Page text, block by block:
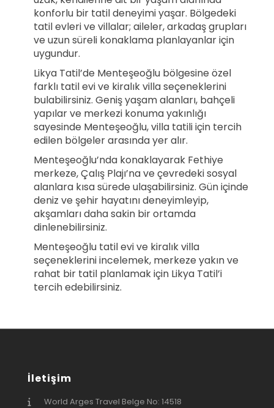
konforlu bir tatil deneyimi yaşar. Bölgedeki
tatil evleri ve villalar; aileler, arkadaş grupları
ve uzun süreli konaklama planlayanlar için
uygundur.
Likya Tatil’de Menteşeoğlu bölgesine özel
farklı tatil evi ve kiralık villa seçeneklerini
bulabilirsiniz. Geniş yaşam alanları, bahçeli
yapılar ve merkezi konuma yakınlığı
sayesinde Menteşeoğlu, villa tatili için tercih
edilen bölgeler arasında yer alır.
Menteşeoğlu’nda konaklayarak Fethiye
merkeze, Çalış Plajı’na ve çevredeki sosyal
alanlara kısa sürede ulaşabilirsiniz. Gün içinde
deniz ve şehir hayatını deneyimleyip,
akşamları daha sakin bir ortamda
dinlenebilirsiniz.
Menteşeoğlu tatil evi ve kiralık villa
seçeneklerini incelemek, merkeze yakın ve
rahat bir tatil planlamak için Likya Tatil’i
tercih edebilirsiniz.
İletişim
World Arges Travel Belge No: 14518